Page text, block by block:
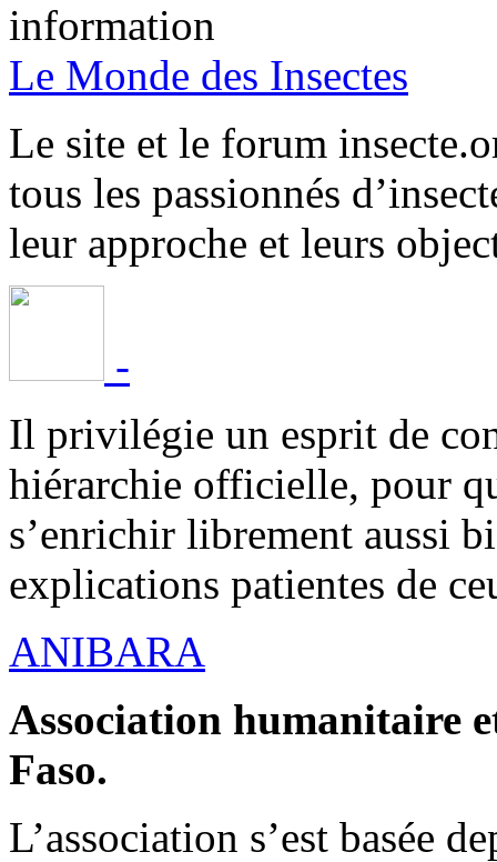
information
Le Monde des Insectes
Le site et le forum
tous les passionnés
leur approche et leurs
-
Il privilégie un esprit de
hiérarchie officielle, pour
s’enrichir librement aussi
explications patientes de
ANIBARA
Association humanitaire
Faso.
L’association s’est basée